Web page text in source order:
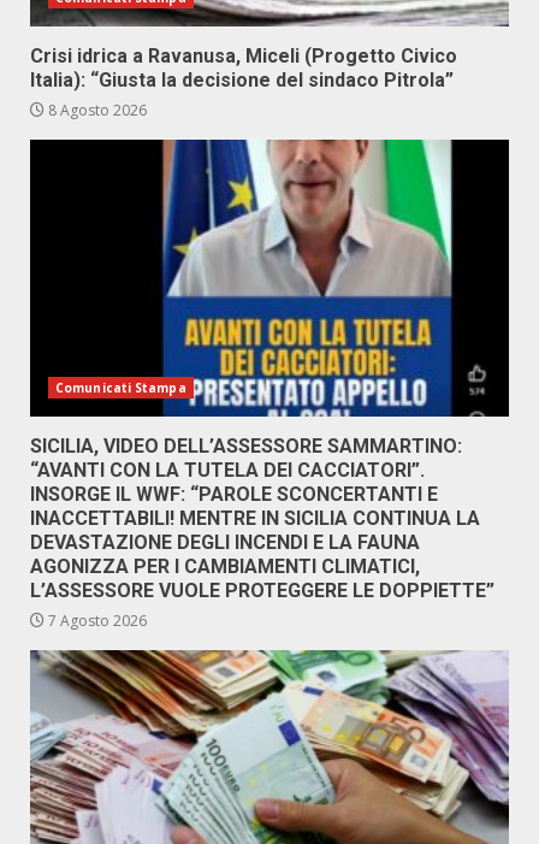
Crisi idrica a Ravanusa, Miceli (Progetto Civico
Italia): “Giusta la decisione del sindaco Pitrola”
8 Agosto 2026
Comunicati Stampa
SICILIA, VIDEO DELL’ASSESSORE SAMMARTINO:
“AVANTI CON LA TUTELA DEI CACCIATORI”.
INSORGE IL WWF: “PAROLE SCONCERTANTI E
INACCETTABILI! MENTRE IN SICILIA CONTINUA LA
DEVASTAZIONE DEGLI INCENDI E LA FAUNA
AGONIZZA PER I CAMBIAMENTI CLIMATICI,
L’ASSESSORE VUOLE PROTEGGERE LE DOPPIETTE”
7 Agosto 2026